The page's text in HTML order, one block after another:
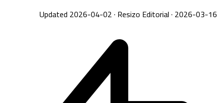
2026-03-16
·
Updated 2026-04-02· Resizo Editorial